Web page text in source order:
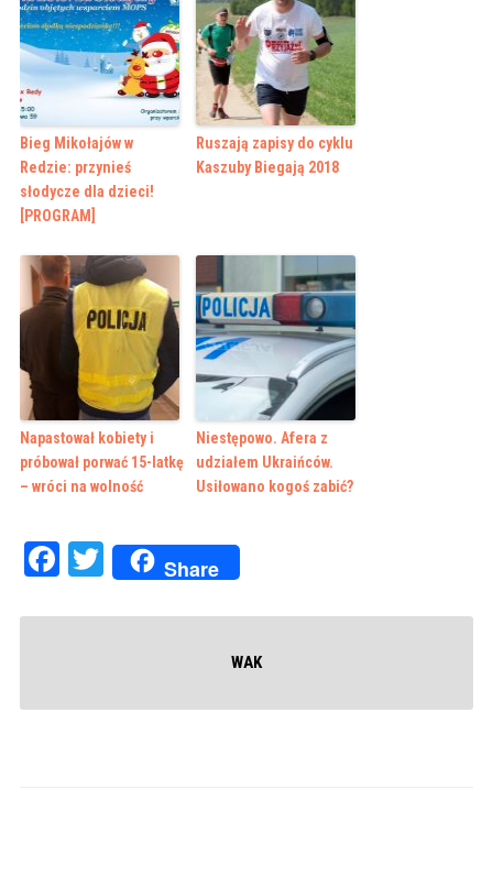
Bieg Mikołajów w
Redzie: przynieś
słodycze dla dzieci!
[PROGRAM]
Ruszają zapisy do cyklu
Kaszuby Biegają 2018
Napastował kobiety i
próbował porwać 15-latkę
– wróci na wolność
Niestępowo. Afera z
udziałem Ukraińców.
Usiłowano kogoś zabić?
Facebook
Twitter
Share
WAK